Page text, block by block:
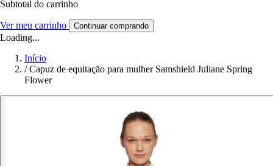
Subtotal do carrinho
Ver meu carrinho Continuar comprando
Loading...
Início
/ Capuz de equitação para mulher Samshield Juliane Spring
Flower